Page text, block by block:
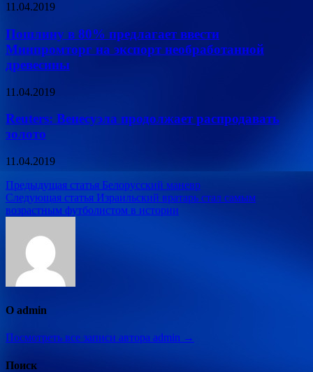
11.04.2019
Пошлину в 80% предлагает ввести
Минпромторг на экспорт необработанной
древесины
11.04.2019
Reuters: Венесуэла продолжает распродавать
золото
11.04.2019
Навигация
по
Предыдущая статья Белорусский маневр
Следующая статья Израильский вратарь стал самым
возрастным футболистом в истории
О admin
Посмотреть все записи автора admin →
Поиск